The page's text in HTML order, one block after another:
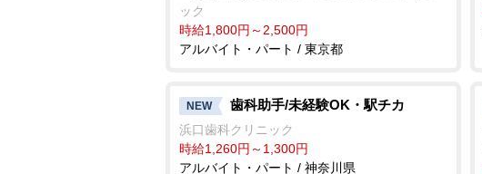
ック
時給1,800円～2,500円
アルバイト・パート / 東京都
NEW 歯科助手/未経験OK・駅チカ
浜口歯科クリニック
時給1,260円～1,300円
アルバイト・パート / 神奈川県